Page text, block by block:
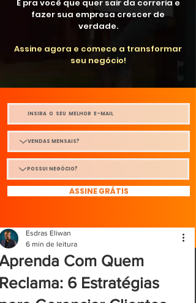
É pra você que quer sair da correria e
fazer sua empresa crescer de
verdade.
Assine agora e comece a transformar
seu negócio!
ASSINE GRÁTIS
Com Quem
6 Estratégias
Esdras Eliwan
6 min de leitura